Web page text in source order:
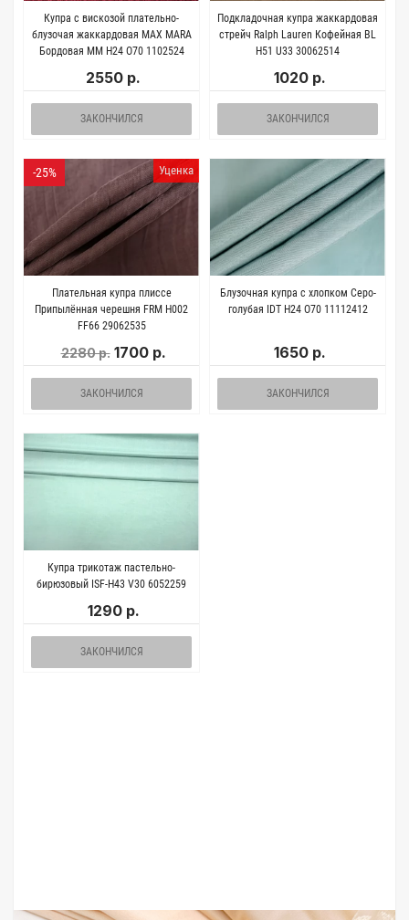
Купра с вискозой плательно-
блузочая жаккардовая MAX MARA
Бордовая MM H24 O70 1102524
2550 р.
ЗАКОНЧИЛСЯ
Подкладочная купра жаккардовая
стрейч Ralph Lauren Кофейная BL
H51 U33 30062514
1020 р.
ЗАКОНЧИЛСЯ
Уценка
-25%
Плательная купра плиссе
Припылённая черешня FRM H002
FF66 29062535
2280 р. 1700 р.
ЗАКОНЧИЛСЯ
Блузочная купра с хлопком Серо-
голубая IDT H24 O70 11112412
1650 р.
ЗАКОНЧИЛСЯ
Купра трикотаж пастельно-
бирюзовый ISF-H43 V30 6052259
1290 р.
ЗАКОНЧИЛСЯ